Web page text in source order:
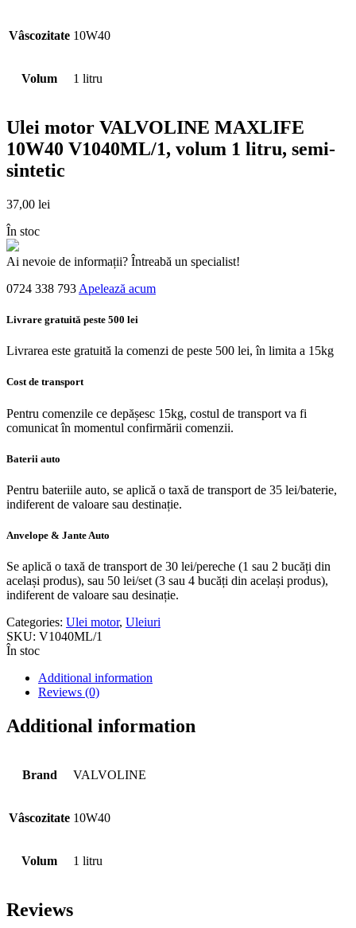
Vâscozitate 10W40
Volum 1 litru
Ulei motor VALVOLINE MAXLIFE
10W40 V1040ML/1, volum 1 litru, semi-
sintetic
37,00 lei
În stoc
Ai nevoie de informații? Întreabă un specialist!
0724 338 793 Apelează acum
Livrare gratuită peste 500 lei
Livrarea este gratuită la comenzi de peste 500 lei, în limita a 15kg
Cost de transport
Pentru comenzile ce depășesc 15kg, costul de transport va fi
comunicat în momentul confirmării comenzii.
Baterii auto
Pentru bateriile auto, se aplică o taxă de transport de 35 lei/baterie,
indiferent de valoare sau destinație.
Anvelope & Jante Auto
Se aplică o taxă de transport de 30 lei/pereche (1 sau 2 bucăți din
același produs), sau 50 lei/set (3 sau 4 bucăți din același produs),
indiferent de valoare sau desinație.
Categories: Ulei motor, Uleiuri
SKU: V1040ML/1
În stoc
Additional information
Reviews (0)
Additional information
Brand VALVOLINE
Vâscozitate 10W40
Volum 1 litru
Reviews